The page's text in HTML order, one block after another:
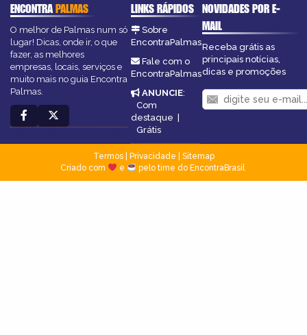
ENCONTRAPALMAS
O melhor de Palmas num só
lugar! Dicas, onde ir, o que
fazer, as melhores
empresas, locais, serviços e
muito mais no guia Encontra
Palmas.
LINKS RÁPIDOS
Sobre
EncontraPalmas
Fale com o
EncontraPalmas
ANUNCIE:
Com
destaque |
Grátis
NOVIDADES POR E-
MAIL
Receba grátis as
principais notícias,
dicas e promoções
Termos| Privacidade
Sitemap
Criado com
e pelo time do EncontraBrasil